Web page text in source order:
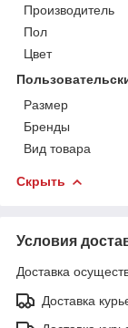
Производитель
Пол
Цвет
Размер
Бренды
Вид товара
Скрыть
Условия
Доставка
Доставка